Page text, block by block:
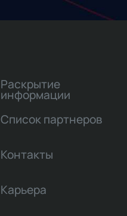
Раскрытие
информации
Список партнеров
Контакты
Карьера